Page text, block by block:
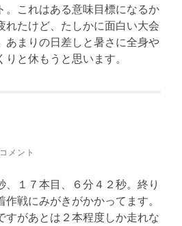
。これはある意味目標になるか
れたけど、たしかに面白い大会
あまりの日差しと暑さに全身や
と休もうと思います。
メント
、１７本目、６分４２秒。終り
戦にみがきがかかってます。
すがあとは２本程度しか走れな